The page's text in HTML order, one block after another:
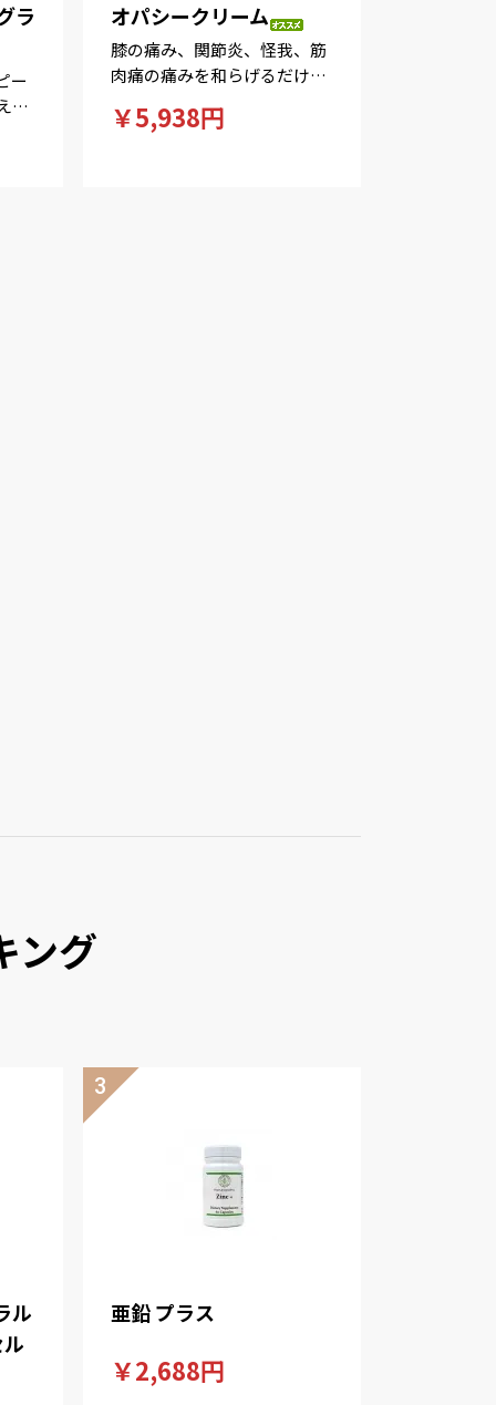
ラ
ー
る
オパシークリーム
膝の痛み、関節炎、怪我、筋
肉痛の痛みを和らげるだけで
メオパシーのクリーム！
￥5,938円
ング
ル
亜鉛 プラス
￥2,688円